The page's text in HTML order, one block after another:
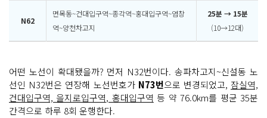
N62
면목동~건대입구역~종각역~홍대입구역~염창
역~양천차고지
25분 → 15분
(10→12대)
어떤 노선이 확대됐을까? 먼저 N32번이다. 송파차고지~신설동 노
선인 N32번은 연장해 노선번호가 N73번으로 변경되었고, 잠실역,
건대입구역, 을지로입구역, 홍대입구역 등 약 76.0km를 평균 35분
간격으로 하루 8회 운행한다.